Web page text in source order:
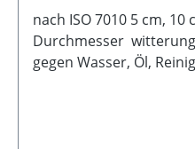
nach ISO 7010 5 cm,
Durchmesser
gegen Wasser, Öl,